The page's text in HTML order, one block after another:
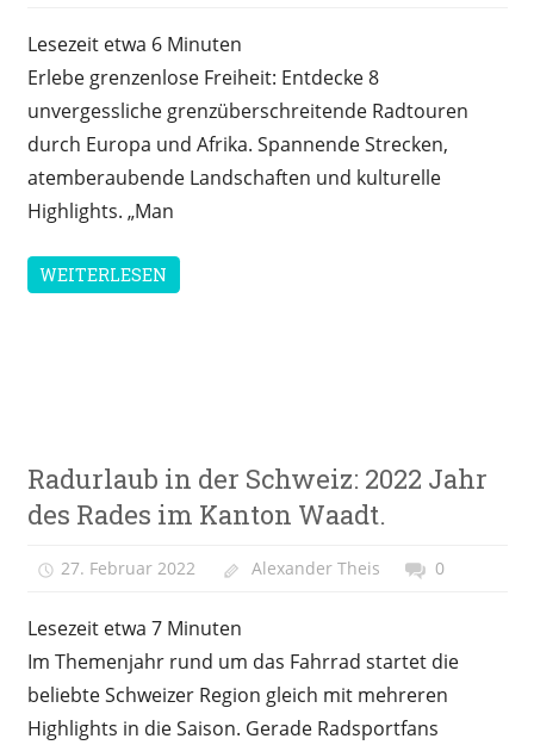
Lesezeit etwa 6 Minuten
Erlebe grenzenlose Freiheit: Entdecke 8
unvergessliche grenzüberschreitende Radtouren
durch Europa und Afrika. Spannende Strecken,
atemberaubende Landschaften und kulturelle
Highlights. „Man
WEITERLESEN
&
Freizeit
Radurlaub in der Schweiz: 2022 Jahr
des Rades im Kanton Waadt.
27. Februar 2022 Alexander Theis 0
Lesezeit etwa 7 Minuten
Im Themenjahr rund um das Fahrrad startet die
beliebte Schweizer Region gleich mit mehreren
Highlights in die Saison. Gerade Radsportfans